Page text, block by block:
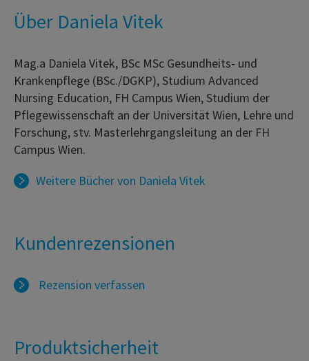
Über Daniela Vitek
Mag.a Daniela Vitek, BSc MSc Gesundheits- und
Krankenpflege (BSc./DGKP), Studium Advanced
Nursing Education, FH Campus Wien, Studium der
Pflegewissenschaft an der Universität Wien, Lehre und
Forschung, stv. Masterlehrgangsleitung an der FH
Campus Wien.
Weitere Bücher von Daniela Vitek
Kundenrezensionen
Rezension verfassen
Produktsicherheit